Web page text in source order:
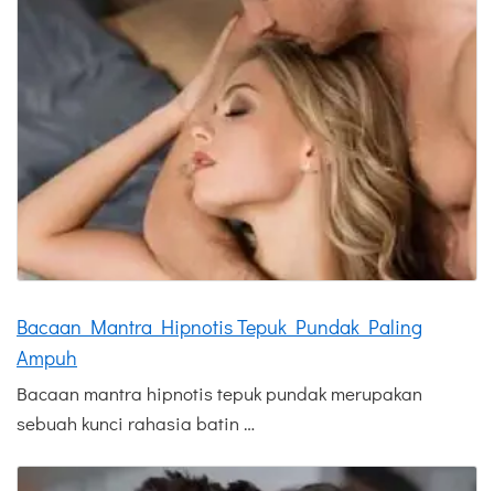
Bacaan Mantra Hipnotis Tepuk Pundak Paling
Ampuh
Bacaan mantra hipnotis tepuk pundak merupakan
sebuah kunci rahasia batin …